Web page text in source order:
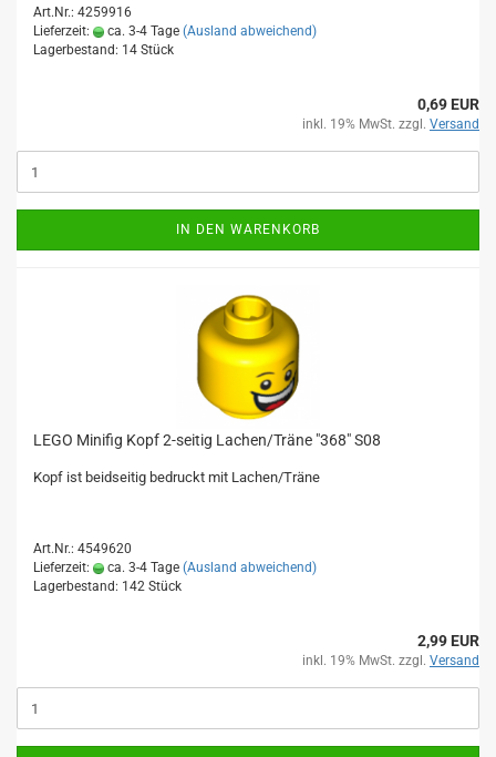
Art.Nr.: 4259916
Lieferzeit:
ca. 3-4 Tage (Ausland abweichend)
Lagerbestand: 14 Stück
0,69 EUR
inkl. 19% MwSt. zzgl. Versand
IN DEN WARENKORB
LEGO Minifig Kopf 2-seitig Lachen/Träne "368" S08
Kopf ist beidseitig bedruckt mit Lachen/Träne
Art.Nr.: 4549620
Lieferzeit:
ca. 3-4 Tage (Ausland abweichend)
Lagerbestand: 142 Stück
2,99 EUR
inkl. 19% MwSt. zzgl. Versand